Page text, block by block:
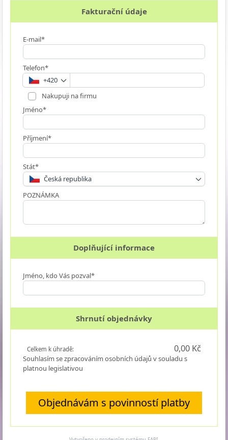
Fakturační údaje
E-mail*
Telefon*
+420
Nakupuji na firmu
Jméno*
Příjmení*
Stát*
Česká republika
POZNÁMKA
Doplňující informace
Jméno, kdo Vás pozval*
Shrnutí objednávky
Celkem k úhradě: 0,00 Kč
Souhlasím se zpracováním osobních údajů v souladu s
platnou legislativou
Objednávám s povinností platby